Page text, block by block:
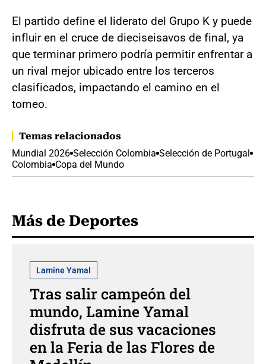
El partido define el liderato del Grupo K y puede
influir en el cruce de dieciseisavos de final, ya
que terminar primero podría permitir enfrentar a
un rival mejor ubicado entre los terceros
clasificados, impactando el camino en el
torneo.
Temas relacionados
Mundial 2026 Selección Colombia Selección de Portugal
Colombia Copa del Mundo
Más de Deportes
Lamine Yamal
Tras salir campeón del
mundo, Lamine Yamal
disfruta de sus vacaciones
en la Feria de las Flores de